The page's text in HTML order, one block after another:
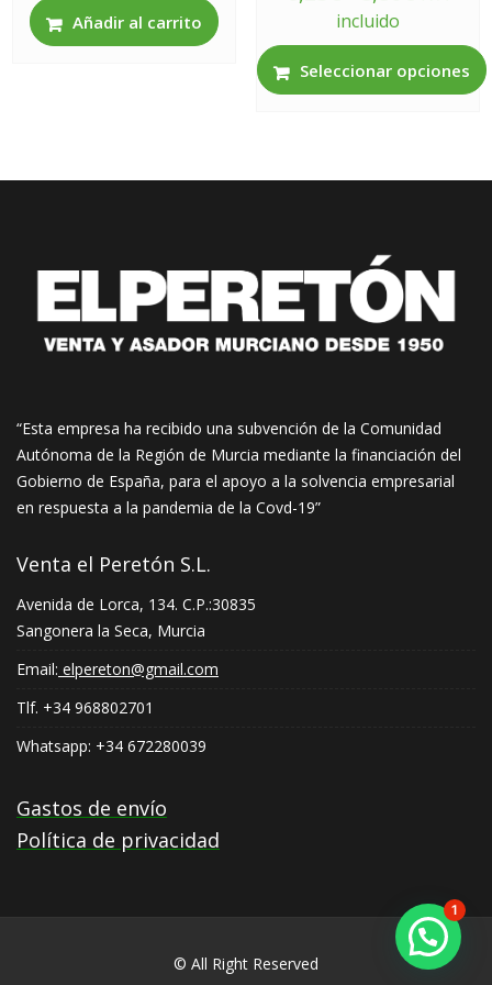
Añadir al carrito
desde
6,25€
incluido
Seleccionar opciones
múltiples
opciones
se
pueden
elegir
página
de
producto
“Esta empresa ha recibido una subvención de la Comunidad
Autónoma de la Región de Murcia mediante la financiación del
Gobierno de España, para el apoyo a la solvencia empresarial
en respuesta a la pandemia de la Covd-19”
Venta el Peretón S.L.
Avenida de Lorca, 134. C.P.:30835
Sangonera la Seca, Murcia
Email: elpereton@gmail.com
Tlf. +34 968802701
Whatsapp: +34 672280039
Gastos de envío
Política de privacidad
© All Right Reserved
1